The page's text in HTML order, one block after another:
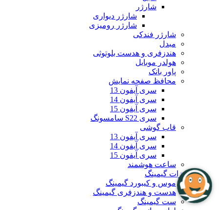
شارژر
شارژر دیواری
شارژر رومیزی
شارژر فندکی
مبدل
هندزفری و هدست بلوتوثی
هولدر موبایل
پاور بانک
محافظ صفحه نمایش
سری آیفون 13
سری آیفون 14
سری آیفون 15
سری S22 سامسونگ
قاب گوشی
سری آیفون 13
سری آیفون 14
سری آیفون 15
ساعت هوشمند
تجهیزات گیمینگ
موس و کیبورد گیمینگ
هدست و هندزفری گیمینگ
ست گیمینگ